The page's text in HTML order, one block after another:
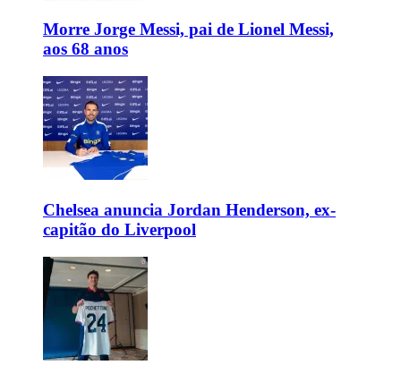
Morre Jorge Messi, pai de Lionel Messi,
aos 68 anos
Chelsea anuncia Jordan Henderson, ex-
capitão do Liverpool